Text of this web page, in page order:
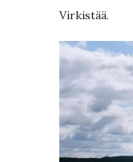
Virkistää.